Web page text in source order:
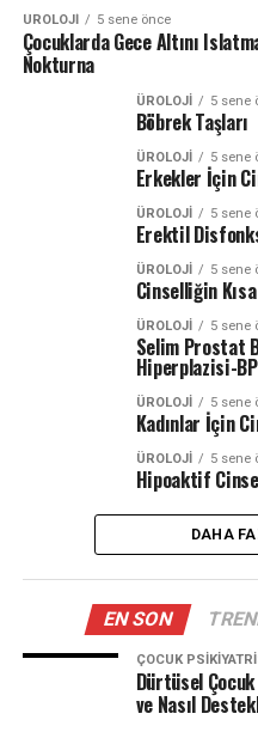
ÜROLOJI 5 sene önce
Çocuklarda Gece Altını
Nokturna
ÜROLOJI 5 sene
Böbrek Taşları
ÜROLOJI 5 sene
Erkekler İçin
ÜROLOJI 5 sene
Erektil
ÜROLOJI 5 sene
Cinselliğin
ÜROLOJI 5 sene
Selim Prostat
Hiperplazisi-
ÜROLOJI 5 sene
Kadınlar İçin
ÜROLOJI 5 sene
Hipoaktif
DAHA
EN SON
ÇOCUK
Dürtüsel Çocuk
ve Nasıl